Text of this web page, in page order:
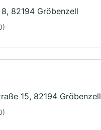
82194 Gröbenzell
15, 82194 Gröbenzell